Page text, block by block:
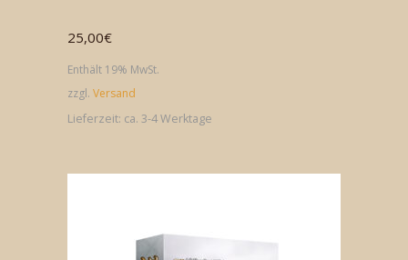
25,00€
Enthält 19% MwSt.
zzgl. Versand
Lieferzeit: ca. 3-4 Werktage